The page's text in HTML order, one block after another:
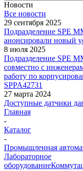
Новости
Все новости
29 сентября 2025
Подразделение SPE
анонсировали новый
8 июля 2025
Подразделение SPE
совместно с
работу по
SPPA42731
27 марта 2024
Доступные датчики
Главная
-
Каталог
-
Промышленная
Лабораторное
оборудование